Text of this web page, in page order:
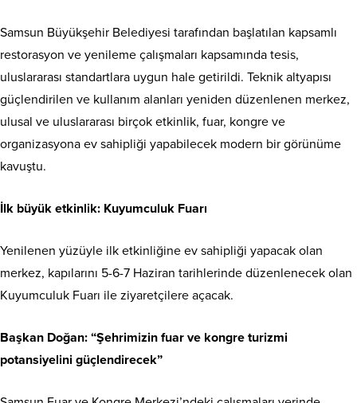
Samsun Büyükşehir Belediyesi tarafından başlatılan kapsamlı
restorasyon ve yenileme çalışmaları kapsamında tesis,
uluslararası standartlara uygun hale getirildi. Teknik altyapısı
güçlendirilen ve kullanım alanları yeniden düzenlenen merkez,
ulusal ve uluslararası birçok etkinlik, fuar, kongre ve
organizasyona ev sahipliği yapabilecek modern bir görünüme
kavuştu.
İlk büyük etkinlik: Kuyumculuk Fuarı
Yenilenen yüzüyle ilk etkinliğine ev sahipliği yapacak olan
merkez, kapılarını 5-6-7 Haziran tarihlerinde düzenlenecek olan
Kuyumculuk Fuarı ile ziyaretçilere açacak.
Başkan Doğan: “Şehrimizin fuar ve kongre turizmi
potansiyelini güçlendirecek”